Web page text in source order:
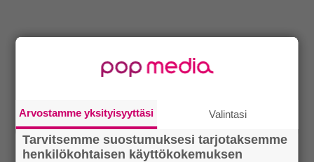
Arvostamme yksityisyyttäsi Valintasi
Tarvitsemme suostumuksesi tarjotaksemme
henkilökohtaisen käyttökokemuksen